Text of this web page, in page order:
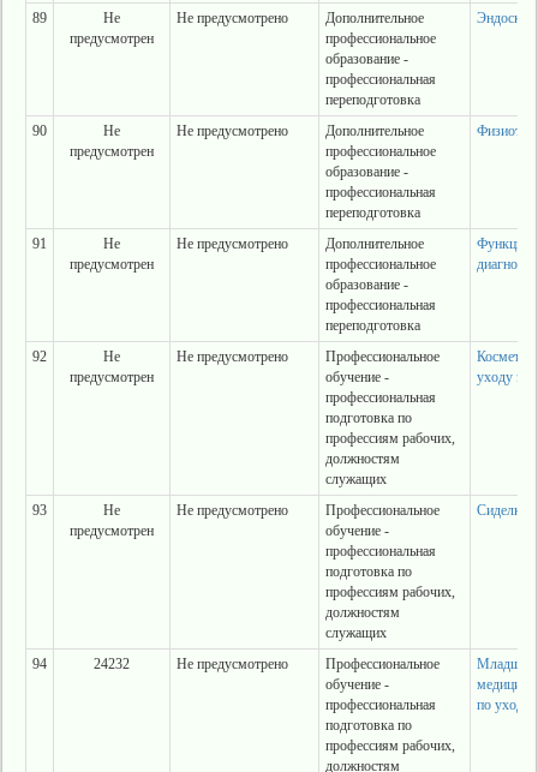
89
Не
предусмотрен
Не предусмотрено
Дополнительное
профессиональное
образование -
профессиональная
переподготовка
90
Не
предусмотрен
Не предусмотрено
Дополнительное
профессиональное
образование -
профессиональная
переподготовка
91
Не
предусмотрен
Не предусмотрено
Дополнительное
профессиональное
образование -
профессиональная
переподготовка
92
Не
предусмотрен
Не предусмотрено
Профессиональное
обучение -
профессиональная
подготовка по
профессиям рабочих,
должностям
служащих
уходу за
93
Не
предусмотрен
Не предусмотрено
Профессиональное
обучение -
профессиональная
подготовка по
профессиям рабочих,
должностям
служащих
Сиделка
94 24232 Не предусмотрено
Профессиональное
обучение -
профессиональная
подготовка по
профессиям рабочих,
должностям
Младшая
по уходу